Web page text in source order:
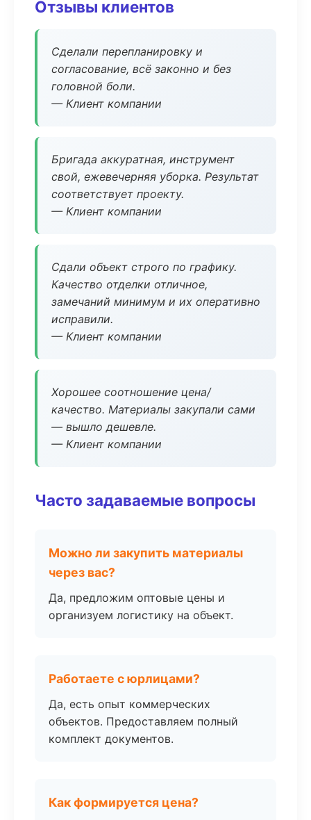
Отзывы клиентов
Сделали перепланировку и
согласование, всё законно и без
головной боли.
— Клиент компании
Бригада аккуратная, инструмент
свой, ежевечерняя уборка. Результат
соответствует проекту.
— Клиент компании
Сдали объект строго по графику.
Качество отделки отличное,
замечаний минимум и их оперативно
исправили.
— Клиент компании
Хорошее соотношение цена/
качество. Материалы закупали сами
— вышло дешевле.
— Клиент компании
Часто задаваемые вопросы
Можно ли закупить материалы
через вас?
Да, предложим оптовые цены и
организуем логистику на объект.
Работаете с юрлицами?
Да, есть опыт коммерческих
объектов. Предоставляем полный
комплект документов.
Как формируется цена?